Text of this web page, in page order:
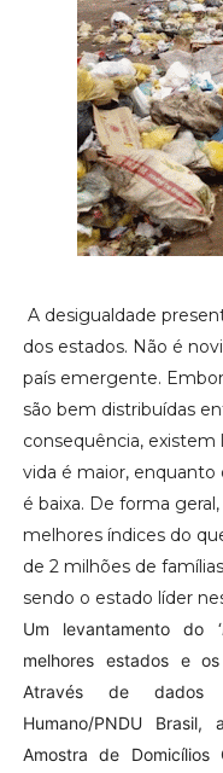
A desigualdade
dos estados. Não é
país emergente.
são bem distribuídas
consequência,
vida é maior, enquanto
é baixa. De forma
melhores índices do
de 2 milhões de
sendo o estado líder
Um levantamento do ‘
melhores estados e
Através de dados
Humano/PNDU
Amostra de